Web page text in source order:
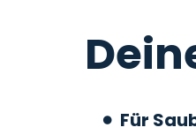
Für